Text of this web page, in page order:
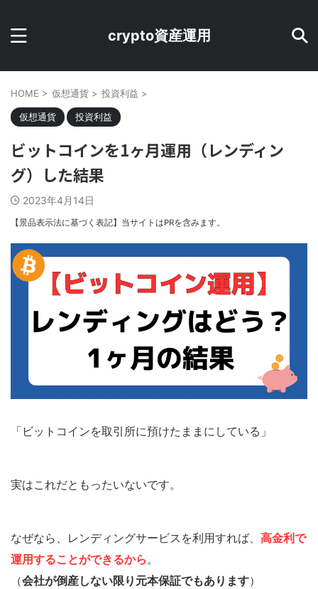
crypto資産運用
HOME > 仮想通貨 > 投資利益 >
仮想通貨 投資利益
ビットコインを1ヶ月運用（レンディン
グ）した結果
2023年4月14日
【景品表示法に基づく表記】当サイトはPRを含みます。
「ビットコインを取引所に預けたままにしている」
実はこれだともったいないです。
なぜなら、レンディングサービスを利用すれば、 高金利で
運用することができるから。
（会社が倒産しない限り元本保証でもあります）